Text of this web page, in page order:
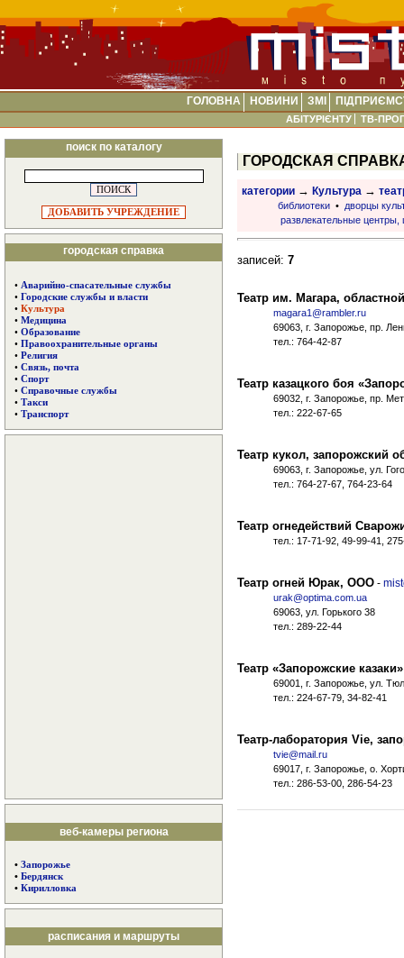
ГОЛОВНА НОВИНИ ЗМІ
АБІТУРІЄНТУ ТВ-
поиск по каталогу
ДОБАВИТЬ УЧРЕЖДЕНИЕ
городская справка
• Аварийно-спасательные службы
• Городские службы и власти
• Культура
• Медицина
• Образование
• Правоохранительные органы
• Религия
• Связь, почта
• Спорт
• Справочные службы
• Такси
• Транспорт
веб-камеры региона
• Запорожье
• Бердянск
• Кирилловка
расписания и маршруты
ГОРОДСКАЯ
категории → Культура →
библиотеки • дворцы
развлекательные центры,
записей: 7
Театр им. Магара,
magara1@rambler.ru
69063, г. Запорожье, пр.
тел.: 764-42-87
Театр казацкого боя
69032, г. Запорожье, пр.
тел.: 222-67-65
Театр кукол, запорожский
69063, г. Запорожье, ул.
тел.: 764-27-67, 764-23-64
Театр огнедействий
тел.: 17-71-92, 49-99-41,
Театр огней Юрак, ООО -
urak@optima.com.ua
69063, ул. Горького 38
тел.: 289-22-44
Театр «Запорожские казаки»
69001, г. Запорожье, ул.
тел.: 224-67-79, 34-82-41
Театр-лаборатория Vie,
tvie@mail.ru
69017, г. Запорожье, о.
тел.: 286-53-00, 286-54-23